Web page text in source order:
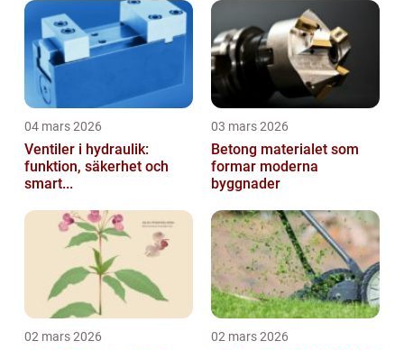
04 mars 2026
Ventiler i hydraulik:
funktion, säkerhet och
smart...
03 mars 2026
Betong materialet som
formar moderna
byggnader
02 mars 2026 02 mars 2026